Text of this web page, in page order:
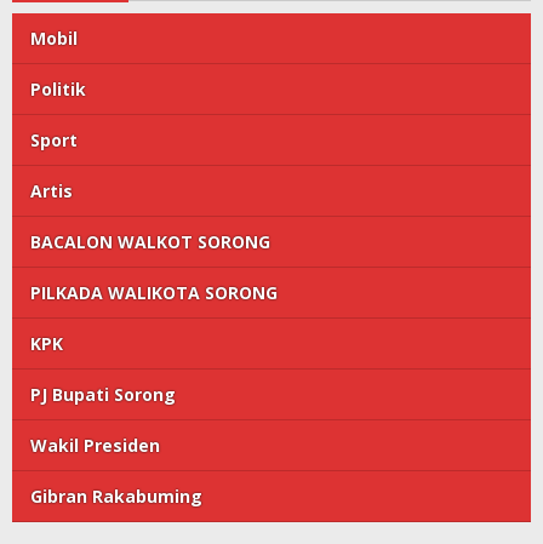
Mobil
Politik
Sport
Artis
BACALON WALKOT SORONG
PILKADA WALIKOTA SORONG
KPK
PJ Bupati Sorong
Wakil Presiden
Gibran Rakabuming